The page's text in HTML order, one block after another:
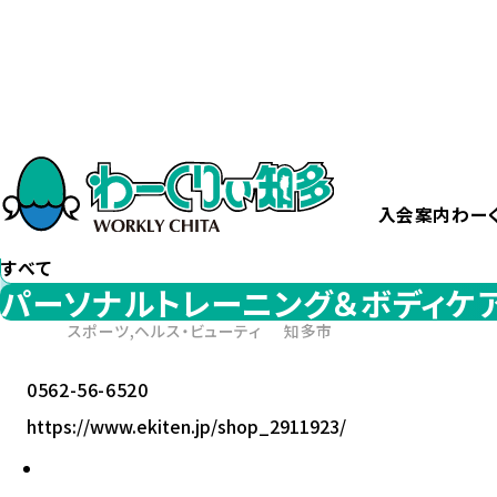
入会案内わー
カテゴリー から探す
すべて
エリア から探す
すべて
パーソナルトレーニング＆ボディケ
スポーツ,ヘルス・ビューティ 知多市
0562-56-6520
https://www.ekiten.jp/shop_2911923/